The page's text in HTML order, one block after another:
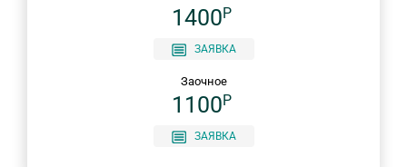
1400P
ЗАЯВКА
Заочное
1100P
ЗАЯВКА